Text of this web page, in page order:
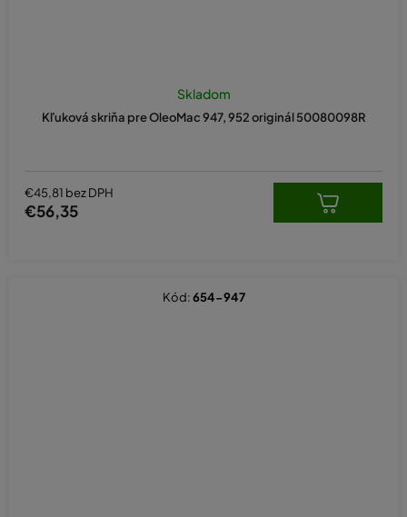
Kľuková skriňa pre OleoMac 947, 952 originál 50080098R
Skladom
€45,81 bez DPH
€56,35
Kód:654-947